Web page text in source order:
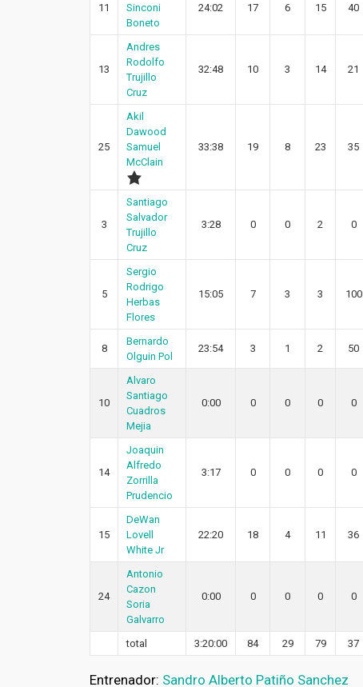
11
Sinconi
Boneto
24:02 17 6 15 40
13
Andres
Rodolfo
Trujillo
Cruz
32:48 10 3 14 21
25
Akil
Dawood
Samuel
McClain
33:38 19 8 23 35
3
Santiago
Salvador
Trujillo
Cruz
3:28 0 0 2 0
5
Sergio
Rodrigo
Herbas
Flores
15:05 7 3 3 100
8
Bernardo
Olguin Pol
23:54 3 1 2 50
10
Alvaro
Santiago
Cuadros
Mejia
0:00 0 0 0 0
14
Joaquin
Alfredo
Zorrilla
Prudencio
3:17 0 0 0 0
15
DeWan
Lovell
White Jr
22:20 18 4 11 36
24
Antonio
Cazon
Soria
Galvarro
0:00 0 0 0 0
total 3:20:00 84 29 79 37
Entrenador: Sandro Alberto Patiño Sanchez